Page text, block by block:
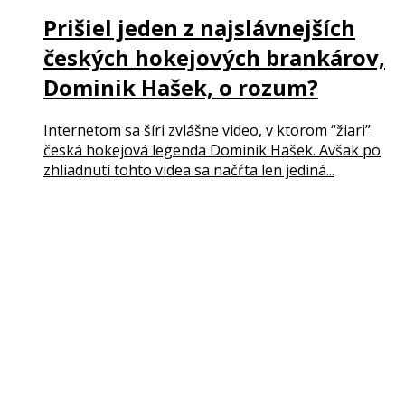
Prišiel jeden z najslávnejších
českých hokejových brankárov,
Dominik Hašek, o rozum?
Internetom sa šíri zvlášne video, v ktorom “žiari”
česká hokejová legenda Dominik Hašek. Avšak po
zhliadnutí tohto videa sa načŕta len jediná...